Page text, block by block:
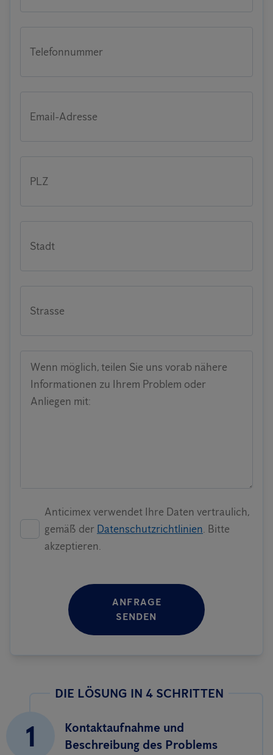
Telefonnummer
Email-Adresse
PLZ
Stadt
Strasse
Wenn möglich, teilen Sie uns vorab nähere
Informationen zu Ihrem Problem oder
Anliegen mit:
Anticimex verwendet Ihre Daten vertraulich,
gemäß der Datenschutzrichtlinien. Bitte
akzeptieren.
ANFRAGE
SENDEN
DIE LÖSUNG IN 4 SCHRITTEN
1
Kontaktaufnahme und
Beschreibung des Problems